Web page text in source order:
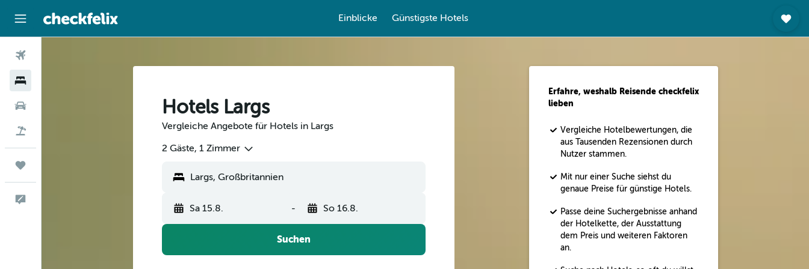
Einblicke Günstigste Hotels
Hotels Largs
Vergleiche Angebote für Hotels in Largs
2 Gäste, 1 Zimmer
Sa 15.8. - So 16.8.
Suchen
Erfahre, weshalb Reisende checkfelix
lieben
Vergleiche Hotelbewertungen, die
aus Tausenden Rezensionen durch
Nutzer stammen.
Mit nur einer Suche siehst du
genaue Preise für günstige Hotels.
Passe deine Suchergebnisse anhand
der Hotelkette, der Ausstattung
dem Preis und weiteren Faktoren
an.